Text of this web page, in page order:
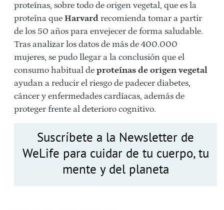
proteínas, sobre todo de origen vegetal, que es la
proteína que Harvard recomienda tomar a partir
de los 50 años para envejecer de forma saludable.
Tras analizar los datos de más de 400.000
mujeres, se pudo llegar a la conclusión que el
consumo habitual de proteínas de origen vegetal
ayudan a reducir el riesgo de padecer diabetes,
cáncer y enfermedades cardíacas, además de
proteger frente al deterioro cognitivo.
Suscríbete a la Newsletter de
WeLife para cuidar de tu cuerpo, tu
mente y del planeta